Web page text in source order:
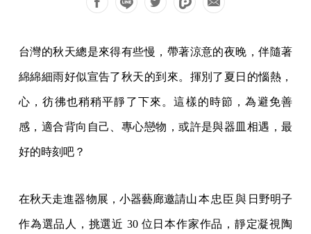
台灣的秋天總是來得有些慢，帶著涼意的夜晚，伴隨著
綿綿細雨好似宣告了秋天的到來。揮別了夏日的惱熱，
心，彷彿也稍稍平靜了下來。這樣的時節，為避免善
感，適合背向自己、專心戀物，或許是與器皿相遇，最
好的時刻吧？
在秋天走進器物展，小器藝廊邀請山本忠臣與 日野明子
作為選品人，挑選近 30 位日本作家作品，靜定凝視陶